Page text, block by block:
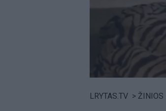
LRYTAS.TV > ŽINIOS